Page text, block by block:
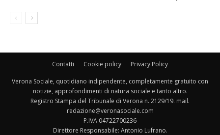
Contatti Cookie policy Privacy Policy
Verona Sociale, quotidiano indipendente, completamente gratuito con
notizie, approfondimenti di natura sociale e tanto altro.
Registro Stampa del Tribunale di Verona n. 2129/19. mail.
redazione@veronasociale.com
P.IVA 04722700236
Direttore Responsabile: Antonio Lufrano.